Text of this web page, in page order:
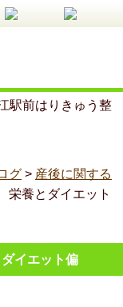
駅前はりきゅう整
グ > 産後に関する
養とダイエット
イエット偏